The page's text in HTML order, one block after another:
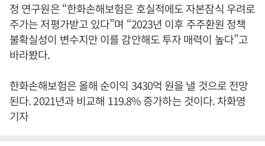
정 연구원은 “한화손해보험은 호실적에도 자본잠식 우려로
주가는 저평가받고 있다”며 “2023년 이후 주주환원 정책
불확실성이 변수지만 이를 감안해도 투자 매력이 높다”고
바라봤다.
한화손해보험은 올해 순이익 3430억 원을 낼 것으로 전망
된다. 2021년과 비교해 119.8% 증가하는 것이다. 차화영
기자